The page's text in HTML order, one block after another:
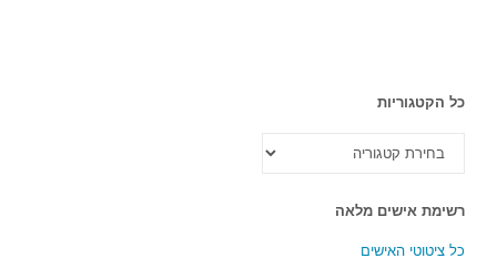
כל הקטגוריות
הקטגוריות
רשימת אישים מלאה
כל ציטוטי האישים